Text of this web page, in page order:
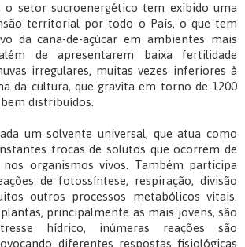
o setor sucroenergético tem exibido uma
territorial por todo o País, o que tem
da cana-de-açúcar em ambientes mais
de apresentarem baixa fertilidade
irregulares, muitas vezes inferiores à
da cultura, que gravita em torno de 1200
distribuídos.
um solvente universal, que atua como
trocas de solutos que ocorrem de
organismos vivos. Também participa
de fotossíntese, respiração, divisão
outros processos metabólicos vitais.
principalmente as mais jovens, são
hídrico, inúmeras reações são
diferentes respostas fisiológicas